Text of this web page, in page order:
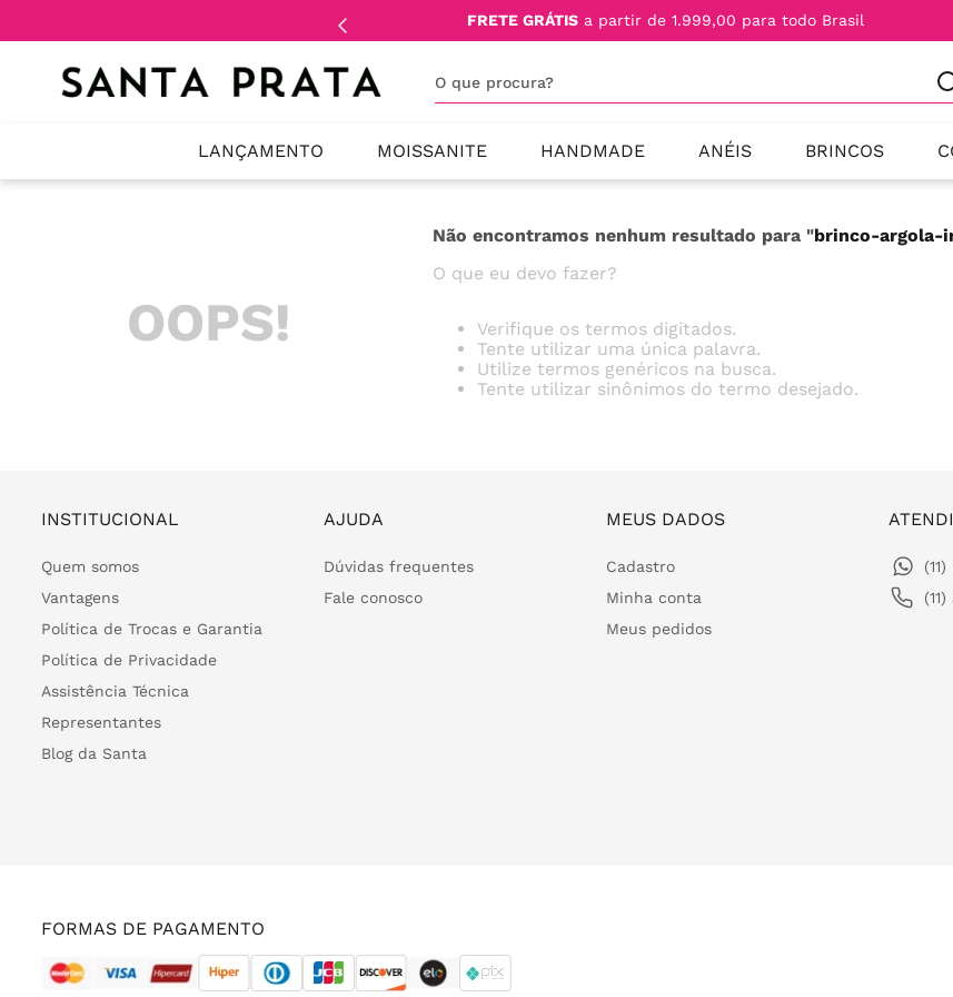
FRETE GRÁTIS a partir de 1.999,00 para todo Brasil
LANÇAMENTO MOISSANITE HANDMADE ANÉIS BRINCOS
OOPS!
Não encontramos nenhum resultado para "brinco-argola-
O que eu devo fazer?
Verifique os termos digitados.
Tente utilizar uma única palavra.
Utilize termos genéricos na busca.
Tente utilizar sinônimos do termo desejado.
INSTITUCIONAL
Quem somos
Vantagens
Política de Trocas e Garantia
Política de Privacidade
Assistência Técnica
Representantes
Blog da Santa
AJUDA
Dúvidas frequentes
Fale conosco
MEUS DADOS
Cadastro
Minha conta
Meus pedidos
FORMAS DE PAGAMENTO